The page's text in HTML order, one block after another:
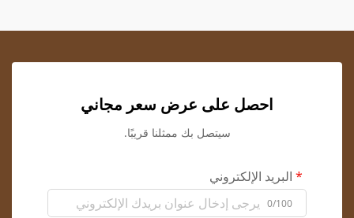
احصل على عرض سعر مجاني
سيتصل بك ممثلنا قريبًا.
البريد الإلكتروني
0/100